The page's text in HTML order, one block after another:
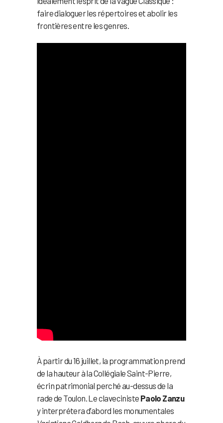
faire dialoguer les répertoires et abolir les
frontières entre les genres.
À partir du 16 juillet, la programmation prend
de la hauteur à la Collégiale Saint-Pierre,
écrin patrimonial perché au-dessus de la
rade de Toulon. Le claveciniste Paolo Zanzu
y interprétera d’abord les monumentales